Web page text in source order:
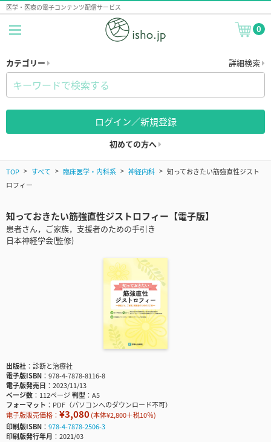
医学・医療の電子コンテンツ配信サービス
0
カテゴリー 詳細検索
ログイン／新規登録
初めての方へ
TOP すべて 臨床医学・内科系 神経内科
知っておきたい筋強直性ジスト
ロフィー
知っておきたい筋強直性ジストロフィー【電子版】
患者さん，ご家族，支援者のための手引き
日本神経学会(監修)
出版社
診断と治療社
電子版ISBN
978-4-7878-8116-8
電子版発売日
2023/11/13
ページ数
112ページ判型
A5
フォーマット
PDF（パソコンへのダウンロード不可）
電子版販売価格： ¥3,080(本体¥2,800＋税10％)
印刷版ISBN
978-4-7878-2506-3
印刷版発行年月
2021/03